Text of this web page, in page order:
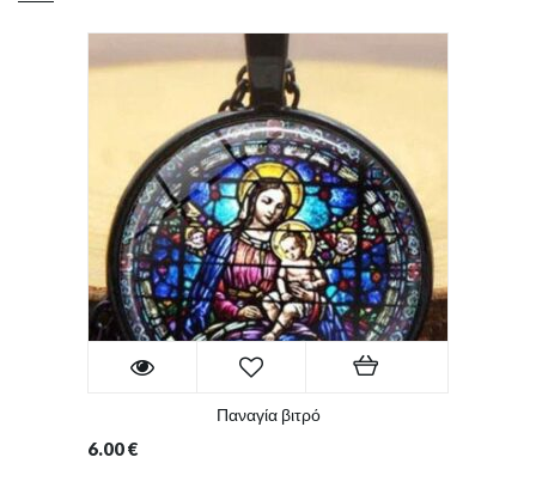
Παναγία βιτρό
6.00€